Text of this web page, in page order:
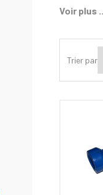
haute
Une
Conçus
Voir plus
Trier par